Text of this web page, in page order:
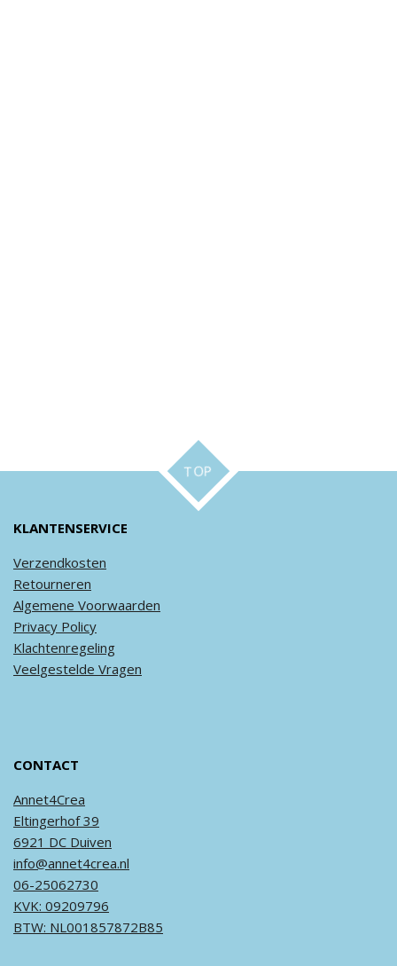
TOP
KLANTENSERVICE
Verzendkosten
Retourneren
Algemene Voorwaarden
Privacy Policy
Klachtenregeling
Veelgestelde Vragen
CONTACT
Annet4Crea
Eltingerhof 39
6921 DC Duiven
info@annet4crea.nl
06-25062730
KVK: 09209796
BTW: NL001857872B85